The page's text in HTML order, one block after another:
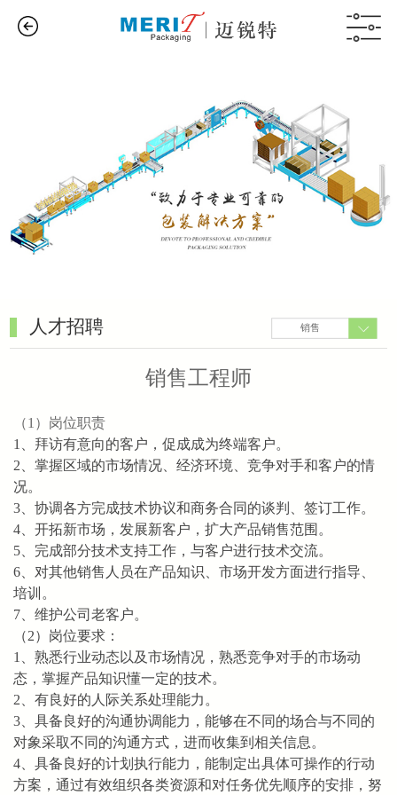
销售
人才招聘
销售工程师
（1）岗位职责
1、拜访有意向的客户，促成成为终端客户。
2、掌握区域的市场情况、经济环境、竞争对手和客户的情
况。
3、协调各方完成技术协议和商务合同的谈判、签订工作。
4、开拓新市场，发展新客户，扩大产品销售范围。
5、完成部分技术支持工作，与客户进行技术交流。
6、对其他销售人员在产品知识、市场开发方面进行指导、
培训。
7、维护公司老客户。
（2）岗位要求：
1、熟悉行业动态以及市场情况，熟悉竞争对手的市场动
态，掌握产品知识懂一定的技术。
2、有良好的人际关系处理能力。
3、具备良好的沟通协调能力，能够在不同的场合与不同的
对象采取不同的沟通方式，进而收集到相关信息。
4、具备良好的计划执行能力，能制定出具体可操作的行动
方案，通过有效组织各类资源和对任务优先顺序的安排，努